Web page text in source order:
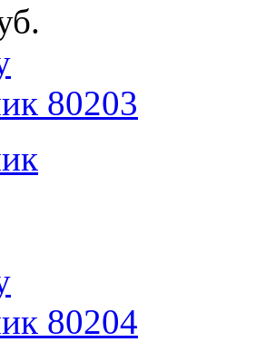
80203
80204